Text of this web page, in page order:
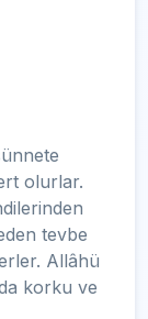
olurlar.
tevbe
Allâhü
korku ve